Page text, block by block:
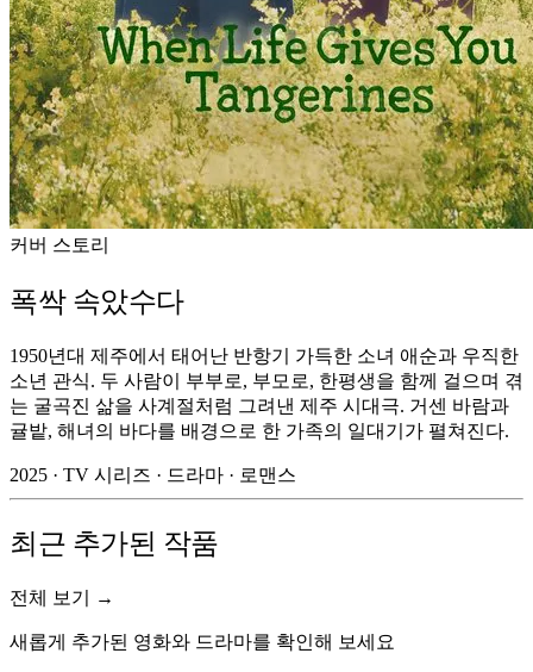
커버 스토리
폭싹 속았수다
1950년대 제주에서 태어난 반항기 가득한 소녀 애순과 우직한
소년 관식. 두 사람이 부부로, 부모로, 한평생을 함께 걸으며 겪
는 굴곡진 삶을 사계절처럼 그려낸 제주 시대극. 거센 바람과
귤밭, 해녀의 바다를 배경으로 한 가족의 일대기가 펼쳐진다.
2025 · TV 시리즈 · 드라마 · 로맨스
최근 추가된 작품
전체 보기 →
새롭게 추가된 영화와 드라마를 확인해 보세요